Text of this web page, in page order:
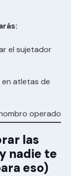
el sujetador
en atletas de
operado
las
nadie te
eso)